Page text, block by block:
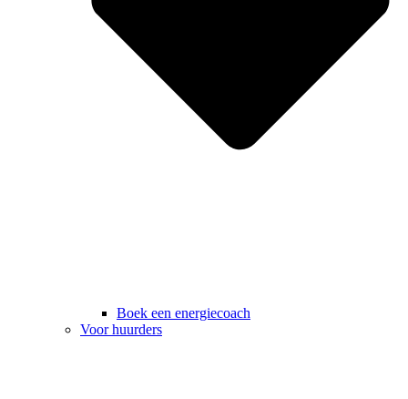
Boek een energiecoach
Voor huurders